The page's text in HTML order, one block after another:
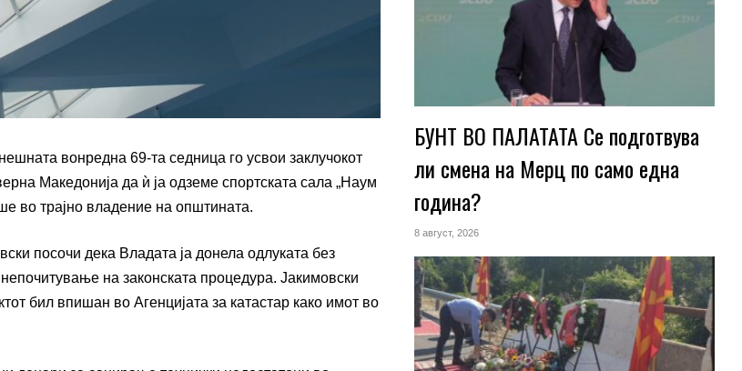
вонредна 69-та седница го усвои заклучокот
Македонија да ѝ ја одземе спортската сала „Наум
во трајно владение на општината.
посочи дека Владата ја донела одлуката без
на законската процедура. Јакимовски
бил впишан во Агенцијата за катастар како имот во
БУНТ ВО ПАЛАТАТА Се подготвува
ли смена на Мерц по само една
година?
8 август, 2026